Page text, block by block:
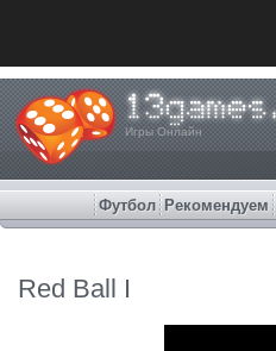
Игры Онлайн
Футбол Рекомендуем
Red Ball I